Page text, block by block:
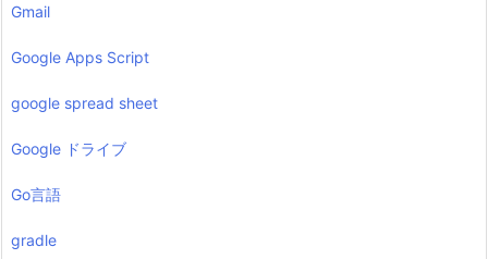
Gmail
Google Apps Script
google spread sheet
Google ドライブ
Go言語
gradle